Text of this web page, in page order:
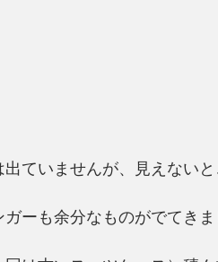
ていませんが、見えないと
ーも余分なものがでてきま